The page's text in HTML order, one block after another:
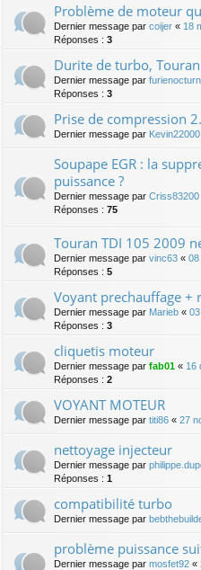
Problème de moteur
Dernier message par coijer « 18
Réponses : 3
Durite de turbo,
Dernier message par
Réponses : 3
Prise de compression
Dernier message par Kevin22000
Soupape EGR : la
puissance ?
Dernier message par Criss83200
Réponses : 75
Touran TDI 105 2009
Dernier message par vinc63 « 08
Réponses : 5
Voyant prechauffage +
Dernier message par Marieb «
Réponses : 3
cliquetis moteur
Dernier message par fab01 « 16
Réponses : 2
VOYANT MOTEUR
Dernier message par titi86 « 27
nettoyage injecteur
Dernier message par
Réponses : 1
compatibilité turbo
Dernier message par
problème puissance
Dernier message par mosfet92 «